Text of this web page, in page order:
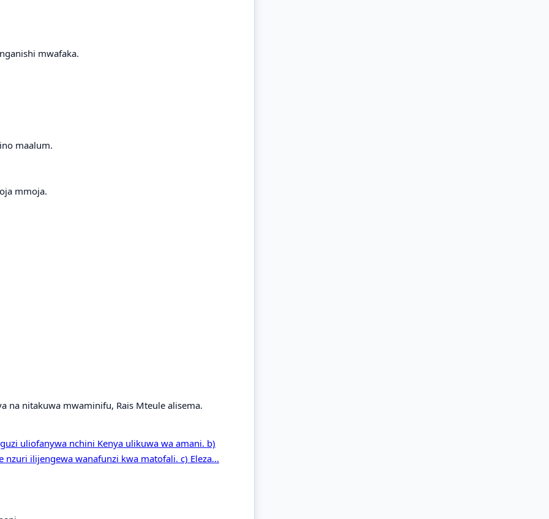
mwafaka.
maalum.
mmoja.
na nitakuwa mwaminifu, Rais Mteule alisema.
uliofanywa nchini Kenya ulikuwa wa amani. b)
nzuri ilijengewa wanafunzi kwa matofali. c) Eleza...